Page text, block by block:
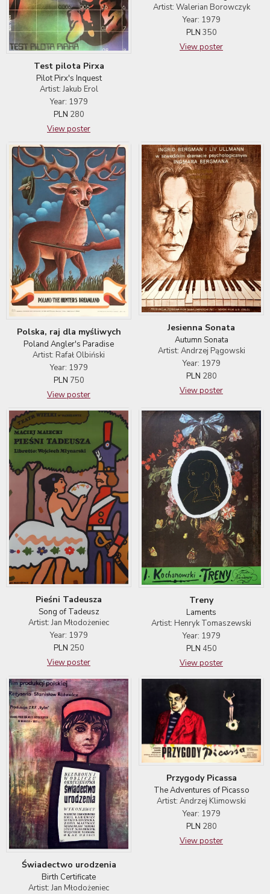
Test pilota Pirxa
Pilot Pirx's Inquest
Artist: Jakub Erol
Year: 1979
PLN 280
View poster
Artist: Walerian Borowczyk
Year: 1979
PLN 350
View poster
Polska, raj dla myśliwych
Poland Angler's Paradise
Artist: Rafał Olbiński
Year: 1979
PLN 750
View poster
Jesienna Sonata
Autumn Sonata
Artist: Andrzej Pągowski
Year: 1979
PLN 280
View poster
Pieśni Tadeusza
Song of Tadeusz
Artist: Jan Młodożeniec
Year: 1979
PLN 250
View poster
Treny
Laments
Artist: Henryk Tomaszewski
Year: 1979
PLN 450
View poster
Świadectwo urodzenia
Birth Certificate
Artist: Jan Młodożeniec
Przygody Picassa
The Adventures of Picasso
Artist: Andrzej Klimowski
Year: 1979
PLN 280
View poster